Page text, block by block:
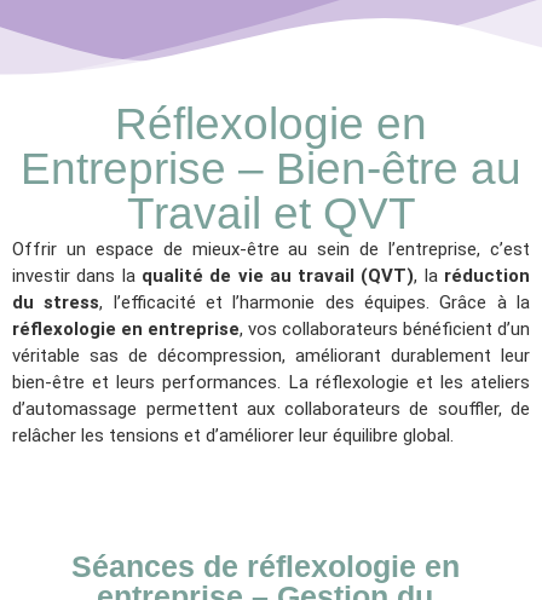
Réflexologie en
Entreprise – Bien-être au
Travail et QVT
Offrir un espace de mieux-être au sein de l’entreprise, c’est
investir dans la qualité de vie au travail (QVT), la réduction
du stress, l’efficacité et l’harmonie des équipes. Grâce à la
réflexologie en entreprise, vos collaborateurs bénéficient d’un
véritable sas de décompression, améliorant durablement leur
bien-être et leurs performances. La réflexologie et les ateliers
d’automassage permettent aux collaborateurs de souffler, de
relâcher les tensions et d’améliorer leur équilibre global.
Séances de réflexologie en